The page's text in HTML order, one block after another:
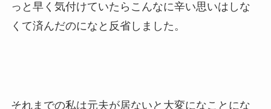
っと早く気付けていたらこんなに辛い思いはしな
くて済んだのになと反省しました。
それまでの私は元夫が居ないと大変になことにな